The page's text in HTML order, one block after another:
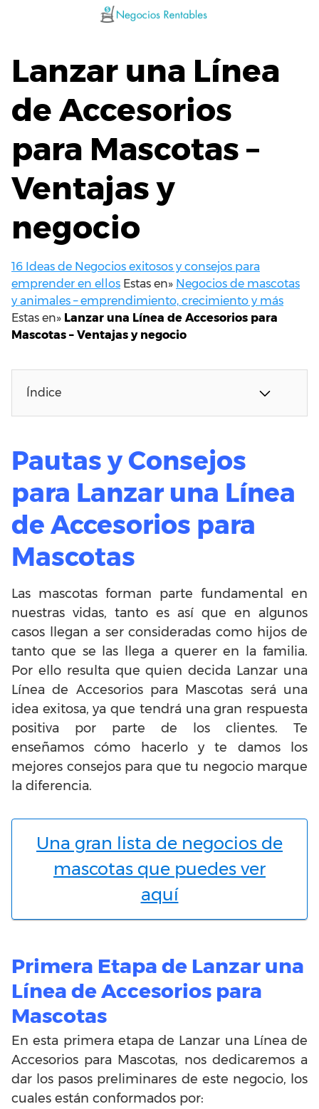
Lanzar una Línea
de Accesorios
para Mascotas –
Ventajas y
negocio
16 Ideas de Negocios exitosos y consejos para
emprender en ellos Estas en» Negocios de mascotas
y animales – emprendimiento, crecimiento y más
Estas en» Lanzar una Línea de Accesorios para
Mascotas – Ventajas y negocio
Índice
Pautas y Consejos
para Lanzar una Línea
de Accesorios para
Mascotas
Las mascotas forman parte fundamental en
nuestras vidas, tanto es así que en algunos
casos llegan a ser consideradas como hijos de
tanto que se las llega a querer en la familia.
Por ello resulta que quien decida Lanzar una
Línea de Accesorios para Mascotas será una
idea exitosa, ya que tendrá una gran respuesta
positiva por parte de los clientes. Te
enseñamos cómo hacerlo y te damos los
mejores consejos para que tu negocio marque
la diferencia.
Una gran lista de negocios de
mascotas que puedes ver
aquí
Primera Etapa de Lanzar una
Línea de Accesorios para
Mascotas
En esta primera etapa de Lanzar una Línea de
Accesorios para Mascotas, nos dedicaremos a
dar los pasos preliminares de este negocio, los
cuales están conformados por: